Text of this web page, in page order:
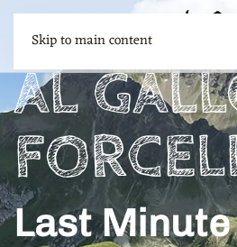
Skip to main content
AL
Last Minute